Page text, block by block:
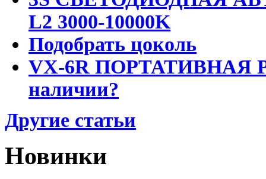
L2 3000-10000K
Подобрать цоколь
VX-6R ПОРТАТИВНАЯ
наличии?
Другие статьи
Новинки